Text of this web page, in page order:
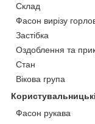
Склад
Фасон вирізу
Застібка
Оздоблення та
Стан
Вікова група
Фасон рукава